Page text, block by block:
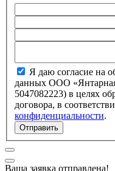
Я даю согласие на
данных ООО
5047082223) в целях обработки запроса и заключение
договора, в
конфиденциальности.
Отправить
Ваша заявка отправлена!